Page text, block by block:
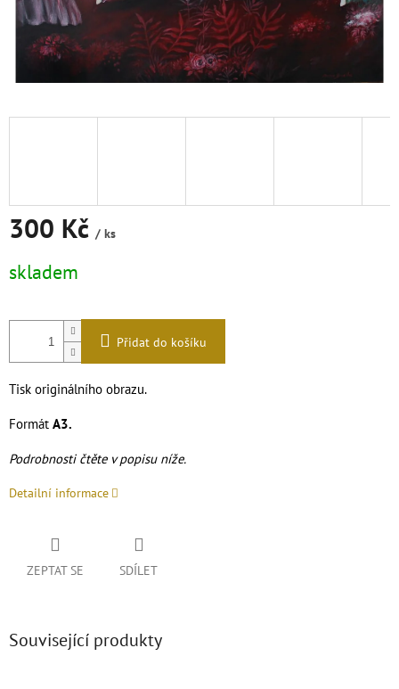
300 Kč / ks
cena:
skladem
Přidat do košíku
Tisk originálního obrazu.
Formát A3.
Podrobnosti čtěte v popisu níže.
Detailní informace
ZEPTAT SE SDÍLET
Související produkty